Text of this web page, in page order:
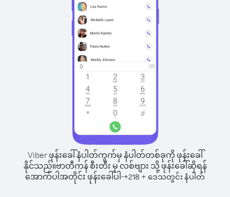
Viber ဖုန်းခေါ်နံပါတ်ကွက်မှ နံပါတ်တစ်ခုကို ဖုန်းခေါ်
နိုင်သည်။ဗာတီကန် စီးတီး မှ လစ်ဗျား သို့ ဖုန်းခေါ်ဆိုရန်
အောက်ပါအတိုင်း ဖုန်းခေါ်ပါ-+218 + ဒေသတွင်း နံပါတ်